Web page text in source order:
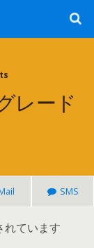
レード
SMS
れています